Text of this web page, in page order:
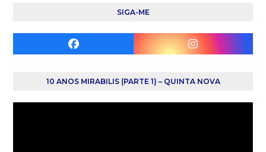
SIGA-ME
Facebook Instagram
10 ANOS MIRABILIS (PARTE 1) – QUINTA NOVA